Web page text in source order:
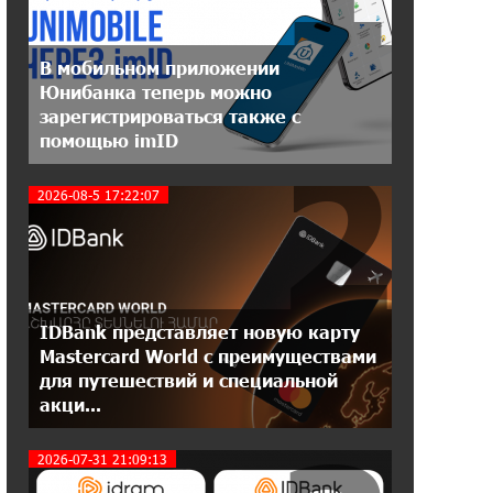
12:55:34 16-07-2026
При поддержке Ucom в Шенаване
установлена солнечная станция
мощностью 10 кВт
Юнибанк разыграет поездку в
Италию среди новых держателей
карт Mastercard World «Travel»
16:43:19 14-07-2026
Москва–Баку: есть разногласия, но
связи сохраняются. А мы что
делаем?
День благодарности клиентам в
Ванадзоре: IDBank
В мобильном приложении
Юнибанка теперь можно
зарегистрироваться также с
помощью imID
2026-08-5 17:22:07
IDBank представляет новую карту
Mastercard World с преимуществами
для путешествий и специальной
акци...
2
2026-07-31 21:09:13